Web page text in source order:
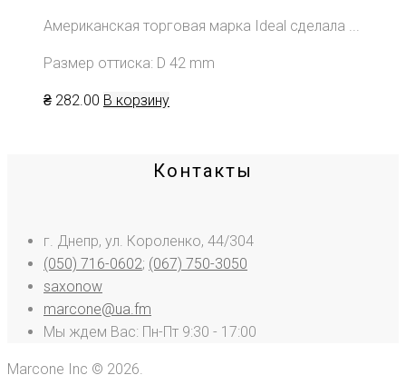
Американская торговая марка Ideal сделала ...
Размер оттиска: D 42 mm
₴ 282.00 В корзину
Контакты
г. Днепр, ул. Короленко, 44/304
(050) 716-0602; (067) 750-3050
saxonow
marcone@ua.fm
Мы ждем Вас: Пн-Пт 9:30 - 17:00
Marcone Inc © 2026.